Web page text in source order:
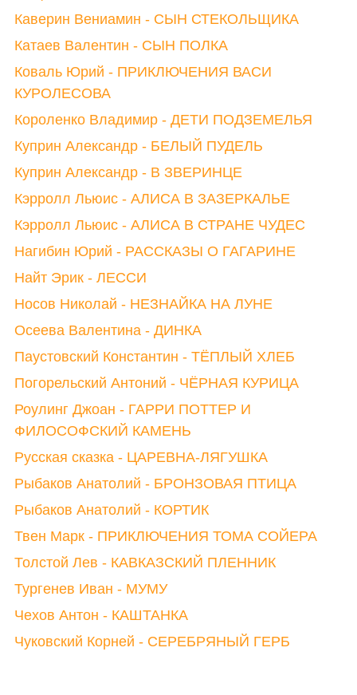
Каверин Вениамин - СЫН СТЕКОЛЬЩИКА
Катаев Валентин - СЫН ПОЛКА
Коваль Юрий - ПРИКЛЮЧЕНИЯ ВАСИ
КУРОЛЕСОВА
Короленко Владимир - ДЕТИ ПОДЗЕМЕЛЬЯ
Куприн Александр - БЕЛЫЙ ПУДЕЛЬ
Куприн Александр - В ЗВЕРИНЦЕ
Кэрролл Льюис - АЛИСА В ЗАЗЕРКАЛЬЕ
Кэрролл Льюис - АЛИСА В СТРАНЕ ЧУДЕС
Нагибин Юрий - РАССКАЗЫ О ГАГАРИНЕ
Найт Эрик - ЛЕССИ
Носов Николай - НЕЗНАЙКА НА ЛУНЕ
Осеева Валентина - ДИНКА
Паустовский Константин - ТЁПЛЫЙ ХЛЕБ
Погорельский Антоний - ЧЁРНАЯ КУРИЦА
Роулинг Джоан - ГАРРИ ПОТТЕР И
ФИЛОСОФСКИЙ КАМЕНЬ
Русская сказка - ЦАРЕВНА-ЛЯГУШКА
Рыбаков Анатолий - БРОНЗОВАЯ ПТИЦА
Рыбаков Анатолий - КОРТИК
Твен Марк - ПРИКЛЮЧЕНИЯ ТОМА СОЙЕРА
Толстой Лев - КАВКАЗСКИЙ ПЛЕННИК
Тургенев Иван - МУМУ
Чехов Антон - КАШТАНКА
Чуковский Корней - СЕРЕБРЯНЫЙ ГЕРБ